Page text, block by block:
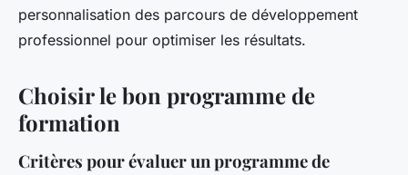
personnalisation des parcours de développement
professionnel pour optimiser les résultats.
Choisir le bon programme de
formation
Critères pour évaluer un programme de